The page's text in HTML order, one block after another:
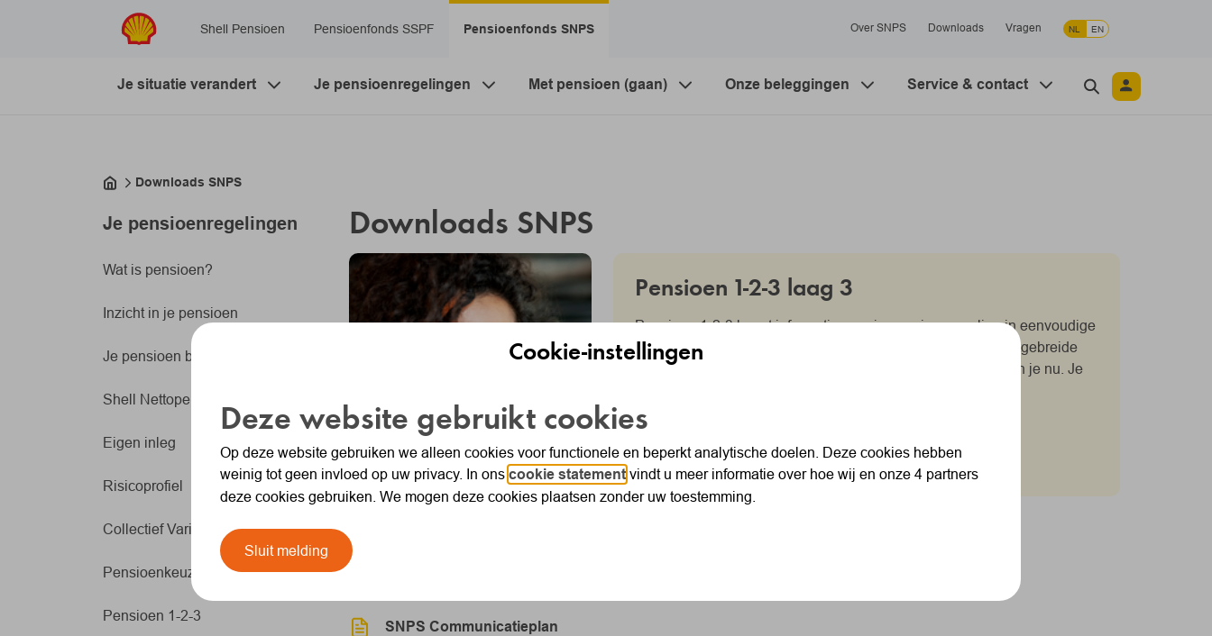
Navigatie overslaan
Shell Pensioen Pensioenfonds SSPF Pensioenfonds SNPS Over SNPS Downloads Vragen NL EN
Je situatie verandert Je pensioenregelingen Met pensioen (gaan) Onze beleggingen Service & contact
Downloads SNPS
Je pensioenregelingen
Wat is pensioen?
Inzicht in je pensioen
Je pensioen bij SNPS
Shell Nettopensioenregeling
Eigen inleg
Risicoprofiel
Collectief Variabel Pensioen
Pensioenkeuzes
Pensioen 1-2-3
Downloads SNPS
Pensioen 1-2-3 laag 3
Pensioen 1-2-3 bevat informatie over je pensioenregeling in eenvoudige
taal. Laag 1 is een korte samenvatting, laag 2 is een meer uitgebreide
beschrijving. Laag 3 bevat de officiële documenten. Daar ben je nu. Je
Naar Pensioen 1-2-3 laag 1 en 2
SNPS Communicatieplan
Cookie-instellingen
Deze website gebruikt cookies
Op deze website gebruiken we alleen cookies voor functionele en beperkt analytische doelen. Deze cookies hebben
weinig tot geen invloed op uw privacy. In ons cookie statement vindt u meer informatie over hoe wij en onze 4 partners
deze cookies gebruiken. We mogen deze cookies plaatsen zonder uw toestemming.
Sluit melding